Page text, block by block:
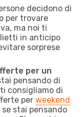
decidono di
per trovare
ma noi ti
in anticipo
sorprese
per un
pensando di
consigliamo di
per weekend
stai pensando